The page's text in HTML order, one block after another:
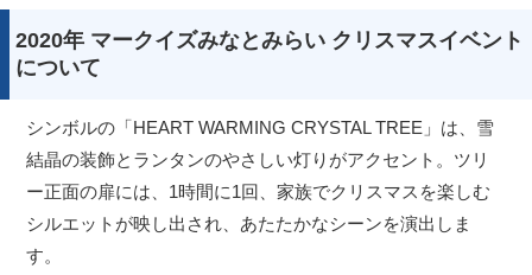
2020年 マークイズみなとみらい クリスマスイベント
について
シンボルの「HEART WARMING CRYSTAL TREE」は、雪
結晶の装飾とランタンのやさしい灯りがアクセント。ツリ
ー正面の扉には、1時間に1回、家族でクリスマスを楽しむ
シルエットが映し出され、あたたかなシーンを演出しま
す。